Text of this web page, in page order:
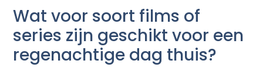
Wat voor soort films of
series zijn geschikt voor een
regenachtige dag thuis?